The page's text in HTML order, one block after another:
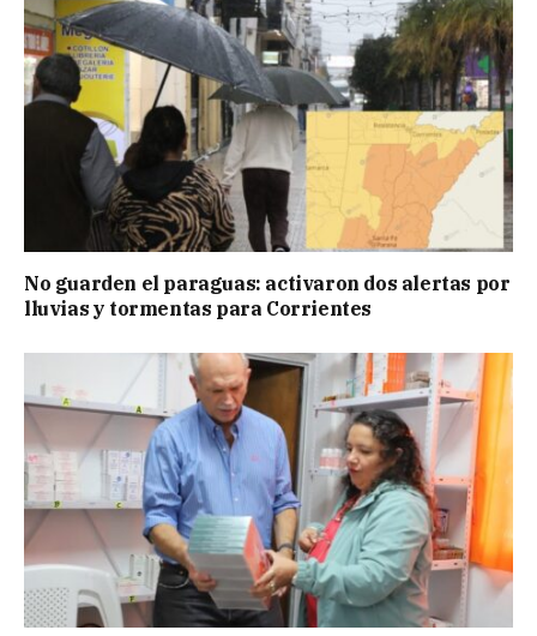
No guarden el paraguas: activaron dos alertas por
lluvias y tormentas para Corrientes